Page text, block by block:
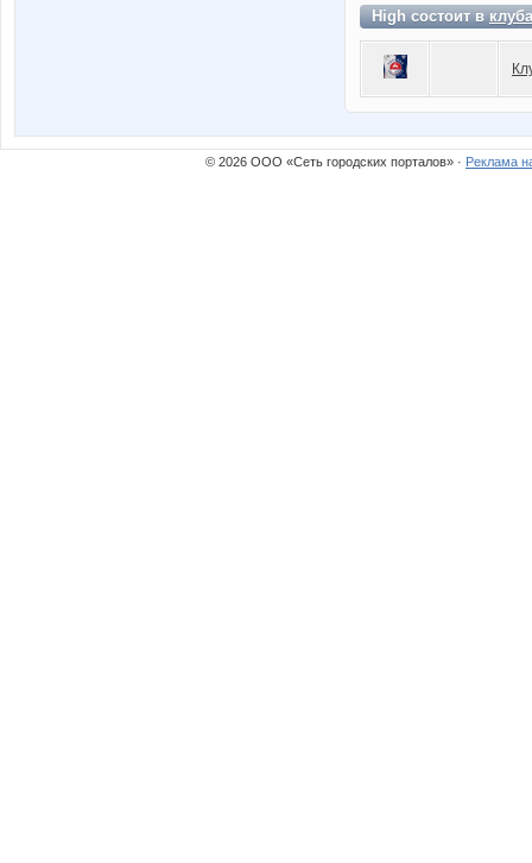
High состоит в
© 2026 ООО «Сеть городских порталов» · Реклама